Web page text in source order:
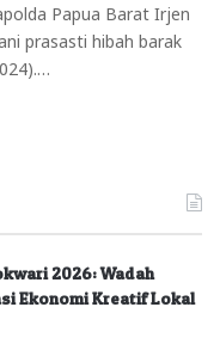
Papua Barat Irjen
prasasti hibah barak
2026: Wadah
Ekonomi Kreatif Lokal